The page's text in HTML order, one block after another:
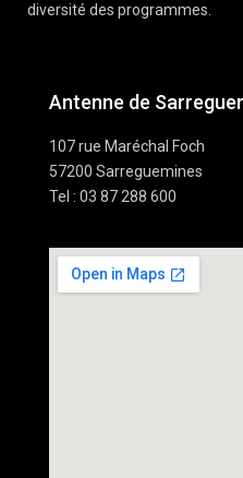
diversité des programmes.
Antenne de
107 rue Maréchal Foch
57200 Sarreguemines
Tel : 03 87 288 600